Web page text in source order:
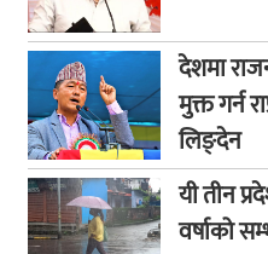
देशमा
मुक्त गर्न
लिङ्देन
यी तीन
वर्षाको